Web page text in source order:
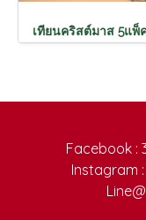
เทียนคริสต์มาส 5แพ็
Facebook :
Instagram